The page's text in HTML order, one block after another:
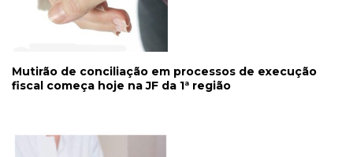
Mutirão de conciliação em processos de execução
fiscal começa hoje na JF da 1ª região